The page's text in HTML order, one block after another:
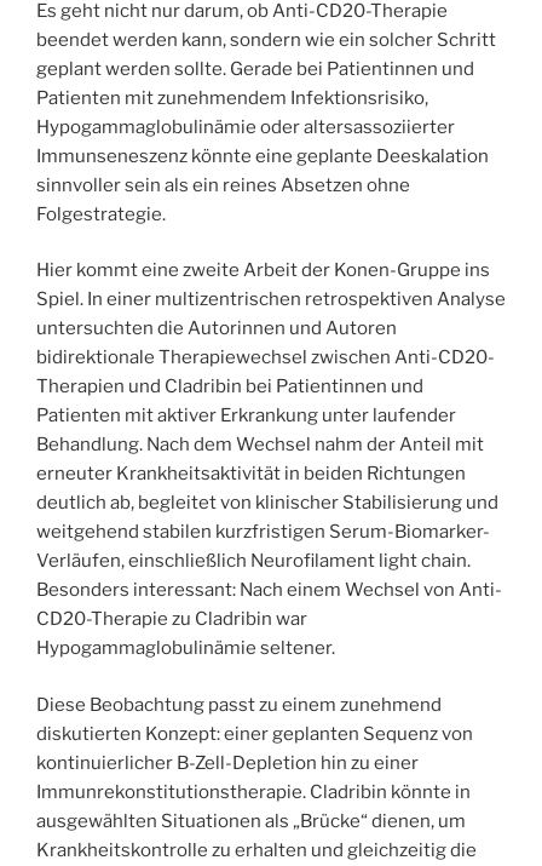
Es geht nicht nur darum, ob Anti-CD20-Therapie
beendet werden kann, sondern wie ein solcher Schritt
geplant werden sollte. Gerade bei Patientinnen und
Patienten mit zunehmendem Infektionsrisiko,
Hypogammaglobulinämie oder altersassoziierter
Immunseneszenz könnte eine geplante Deeskalation
sinnvoller sein als ein reines Absetzen ohne
Folgestrategie.
Hier kommt eine zweite Arbeit der Konen-Gruppe ins
Spiel. In einer multizentrischen retrospektiven Analyse
untersuchten die Autorinnen und Autoren
bidirektionale Therapiewechsel zwischen Anti-CD20-
Therapien und Cladribin bei Patientinnen und
Patienten mit aktiver Erkrankung unter laufender
Behandlung. Nach dem Wechsel nahm der Anteil mit
erneuter Krankheitsaktivität in beiden Richtungen
deutlich ab, begleitet von klinischer Stabilisierung und
weitgehend stabilen kurzfristigen Serum-Biomarker-
Verläufen, einschließlich Neurofilament light chain.
Besonders interessant: Nach einem Wechsel von Anti-
CD20-Therapie zu Cladribin war
Hypogammaglobulinämie seltener.
Diese Beobachtung passt zu einem zunehmend
diskutierten Konzept: einer geplanten Sequenz von
kontinuierlicher B-Zell-Depletion hin zu einer
Immunrekonstitutionstherapie. Cladribin könnte in
ausgewählten Situationen als „Brücke“ dienen, um
Krankheitskontrolle zu erhalten und gleichzeitig die